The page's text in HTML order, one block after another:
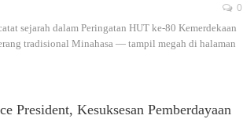
0
sejarah dalam Peringatan HUT ke-80 Kemerdekaan
tradisional Minahasa — tampil megah di halaman
President, Kesuksesan Pemberdayaan